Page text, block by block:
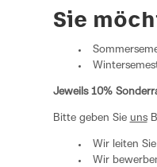
Sie
Jeweils 10%
Bitte geben Sie uns
Wir leiten
Wir